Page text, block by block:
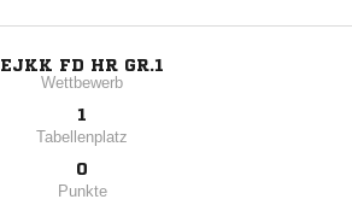
EJKK FD HR GR.1
Wettbewerb
1
Tabellenplatz
0
Punkte